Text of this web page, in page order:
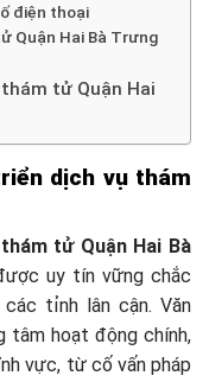
điện thoại
Quận Hai Bà Trưng
tử Quận Hai
dịch vụ thám
tử Quận Hai Bà
uy tín vững chắc
tỉnh lân cận. Văn
tâm hoạt động chính,
vực, từ cố vấn pháp